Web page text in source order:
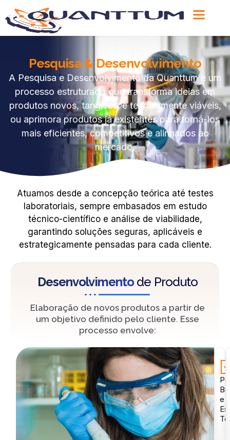
Pesquisa & Desenvolvimento
A Pesquisa e Desenvolvimento da Quanttum é um
processo estruturado que transforma ideias em
produtos novos, tangíveis e tecnicamente viáveis,
ou aprimora produtos já existentes para torná-los
mais eficientes, competitivos e alinhados ao
mercado.
Atuamos desde a concepção teórica até testes
laboratoriais, sempre embasados em estudo
técnico-científico e análise de viabilidade,
garantindo soluções seguras, aplicáveis e
estrategicamente pensadas para cada cliente.
Desenvolvimento de Produto
Elaboração de novos produtos a partir de
um objetivo definido pelo cliente. Esse
processo envolve:
e